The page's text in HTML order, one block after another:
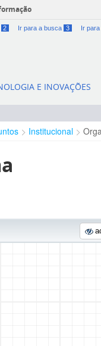
2 Ir para a busca 3 Ir
E INOVAÇÕES
Institucional